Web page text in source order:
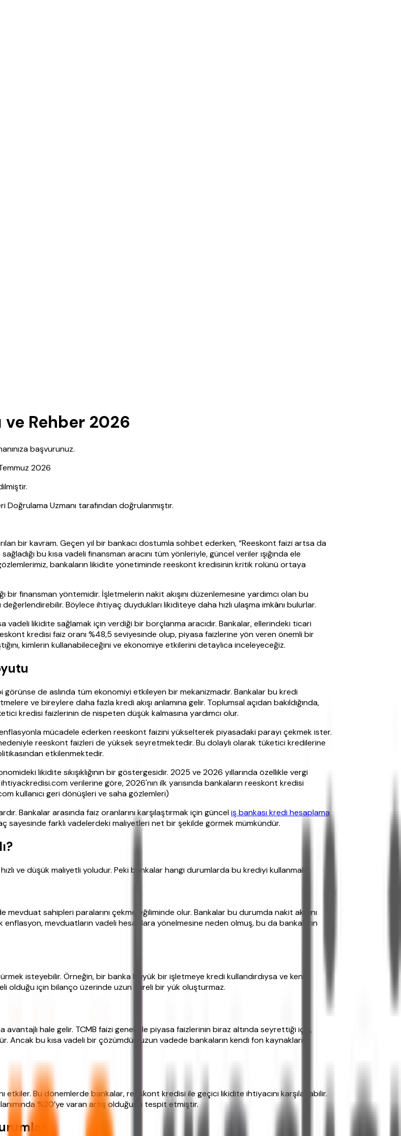
ve Rehber 2026
başvurunuz.
2026
Uzmanı tarafından doğrulanmıştır.
bir kavram. Geçen yıl bir bankacı dostumla sohbet ederken, “Reeskont faizi artsa da
bu kısa vadeli finansman aracını tüm yönleriyle, güncel veriler ışığında ele
bankaların likidite yönetiminde reeskont kredisinin kritik rolünü ortaya
bir finansman yöntemidir. İşletmelerin nakit akışını düzenlemesine yardımcı olan bu
Böylece ihtiyaç duydukları likiditeye daha hızlı ulaşma imkânı bulurlar.
vadeli likidite sağlamak için verdiği bir borçlanma aracıdır. Bankalar, ellerindeki ticari
kredisi faiz oranı %48,5 seviyesinde olup, piyasa faizlerine yön veren önemli bir
kimlerin kullanabileceğini ve ekonomiye etkilerini detaylıca inceleyeceğiz.
de aslında tüm ekonomiyi etkileyen bir mekanizmadır. Bankalar bu kredi
ve bireylere daha fazla kredi akışı anlamına gelir. Toplumsal açıdan bakıldığında,
kredisi faizlerinin de nispeten düşük kalmasına yardımcı olur.
mücadele ederken reeskont faizini yükselterek piyasadaki parayı çekmek ister.
reeskont faizleri de yüksek seyretmektedir. Bu dolaylı olarak tüketici kredilerine
etkilenmektedir.
likidite sıkışıklığının bir göstergesidir. 2025 ve 2026 yıllarında özellikle vergi
verilerine göre, 2026'nın ilk yarısında bankaların reeskont kredisi
kullanıcı geri dönüşleri ve saha gözlemleri)
Bankalar arasında faiz oranlarını karşılaştırmak için günceliş bankası kredi hesaplama
sayesinde farklı vadelerdeki maliyetleri net bir şekilde görmek mümkündür.
ve düşük maliyetli yoludur. Peki bankalar hangi durumlarda bu krediyi kullanmalı?
sahipleri paralarını çekme eğiliminde olur. Bankalar bu durumda nakit akışını
mevduatların vadeli hesaplara yönelmesine neden olmuş, bu da bankaların
isteyebilir. Örneğin, bir banka büyük bir işletmeye kredi kullandırdıysa ve kendi
olduğu için bilanço üzerinde uzun süreli bir yük oluşturmaz.
hale gelir. TCMB faizi genellikle piyasa faizlerinin biraz altında seyrettiği için,
bu kısa vadeli bir çözümdür; uzun vadede bankaların kendi fon kaynaklarını
Bu dönemlerde bankalar, reeskont kredisi ile geçici likidite ihtiyacını karşılayabilir.
%20’ye varan artış olduğunu tespit etmiştir.